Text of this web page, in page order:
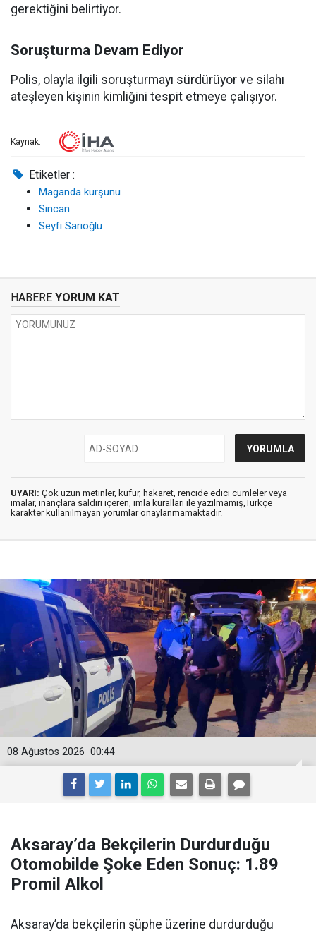
gerektiğini belirtiyor.
Soruşturma Devam Ediyor
Polis, olayla ilgili soruşturmayı sürdürüyor ve silahı
ateşleyen kişinin kimliğini tespit etmeye çalışıyor.
Kaynak:
Etiketler :
Maganda kurşunu
Sincan
Seyfi Sarıoğlu
HABERE YORUM KAT
UYARI: Çok uzun metinler, küfür, hakaret, rencide edici cümleler veya
imalar, inançlara saldırı içeren, imla kuralları ile yazılmamış,Türkçe
karakter kullanılmayan yorumlar onaylanmamaktadır.
00:44
08 Ağustos 2026
Aksaray’da Bekçilerin Durdurduğu
Otomobilde Şoke Eden Sonuç: 1.89
Promil Alkol
Aksaray’da bekçilerin şüphe üzerine durdurduğu